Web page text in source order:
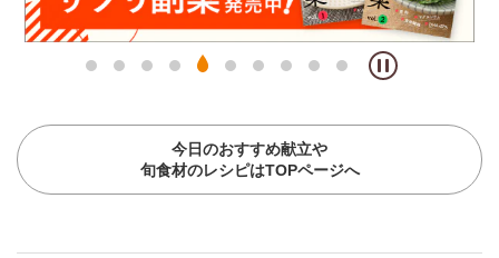
今日のおすすめ献立や
旬食材のレシピはTOPページへ